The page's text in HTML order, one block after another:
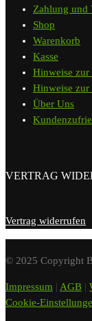
Zahlung und
Shop
Warenkorb
Kasse
Hinweise zur
Hinweise zur
Über Uns
VERTRAG
Vertrag widerrufen
© 2025 Copyright
Impressum | AGB |
Cookie-